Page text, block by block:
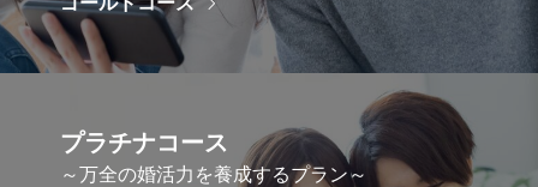
プラチナコース
～万全の婚活力を養成するプラン～